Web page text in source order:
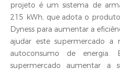
projeto é um sistema de
215 kWh, que adota o
Dyness para aumentar a
ajudar este supermercado a
autoconsumo de
supermercado aumentar a